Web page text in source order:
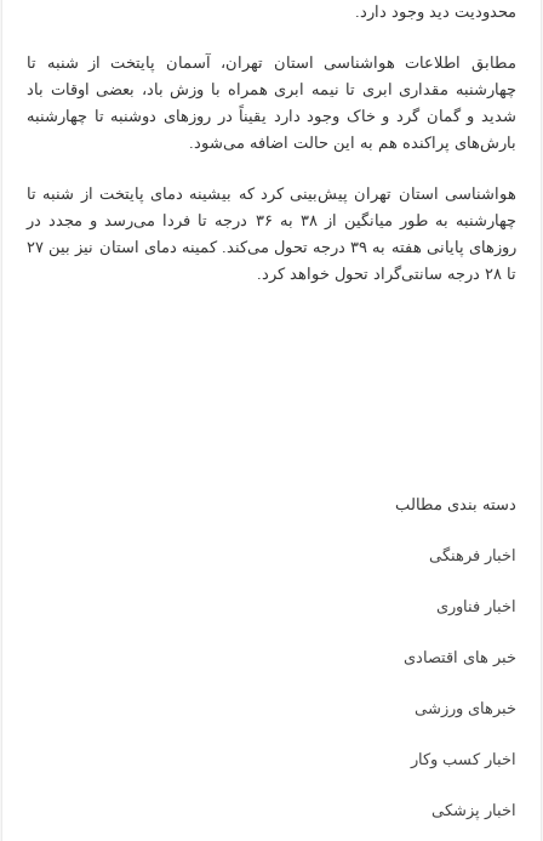
محدودیت دید وجود دارد.
مطابق اطلاعات هواشناسی استان تهران، آسمان پایتخت از ‌شنبه تا
چهارشنبه مقداری ابری تا نیمه ابری همراه با وزش باد، بعضی اوقات باد
شدید و گمان گرد و خاک وجود دارد یقیناً در روزهای دوشنبه تا چهارشنبه
بارش‌های پراکنده هم به این حالت اضافه می‌شود.
هواشناسی استان تهران پیش‌بینی کرد که بیشینه دمای پایتخت از شنبه تا
چهارشنبه به طور میانگین از ۳۸ به ۳۶ درجه تا فردا می‌رسد و مجدد در
روزهای پایانی هفته به ۳۹ درجه تحول می‌کند. کمینه دمای استان نیز بین ۲۷
تا ۲۸ درجه سانتی‌گراد تحول خواهد کرد.
دسته بندی مطالب
اخبار فرهنگی
اخبار فناوری
خبر های اقتصادی
خبرهای ورزشی
اخبار کسب وکار
اخبار پزشکی